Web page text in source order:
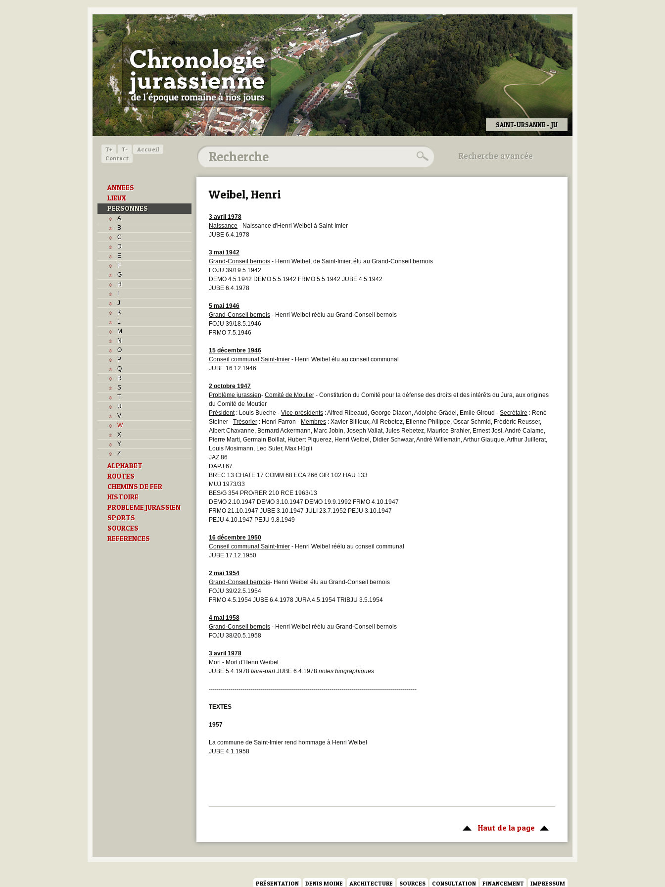
SAINT-URSANNE - JU
T+ T-
Accueil
Contact
ANNEES
LIEUX
PERSONNES
A
B
C
D
E
F
G
H
I
J
K
L
M
N
O
P
Q
R
S
T
U
V
W
X
Y
Z
ALPHABET
ROUTES
CHEMINS DE FER
HISTOIRE
PROBLEME JURASSIEN
SPORTS
SOURCES
REFERENCES
Recherche avancée
Utilisez les champs ci-dessous
Weibel, Henri
3 avril 1978
Naissance - Naissance d'Henri Weibel à Saint-Imier
JUBE 6.4.1978
3 mai 1942
Grand-Conseil bernois - Henri Weibel, de Saint-Imier, élu au Grand-Conseil bernois
FOJU 39/19.5.1942
DEMO 4.5.1942 DEMO 5.5.1942 FRMO 5.5.1942 JUBE 4.5.1942
JUBE 6.4.1978
5 mai 1946
Grand-Conseil bernois - Henri Weibel réélu au Grand-Conseil bernois
FOJU 39/18.5.1946
FRMO 7.5.1946
15 décembre 1946
Conseil communal Saint-Imier - Henri Weibel élu au conseil communal
JUBE 16.12.1946
2 octobre 1947
Problème jurassien- Comité de Moutier - Constitution du Comité pour la défense des droits et des intérêts du Jura, aux origines
du Comité de Moutier
Président: Louis Bueche - Vice-présidents : Alfred Ribeaud, George Diacon, Adolphe Grädel, Emile Giroud - Secrétaire : René
Steiner - Trésorier : Henri Farron - Membres : Xavier Billieux, Ali Rebetez, Etienne Philippe, Oscar Schmid, Frédéric Reusser,
Albert Chavanne, Bernard Ackermann, Marc Jobin, Joseph Vallat, Jules Rebetez, Maurice Brahier, Ernest Josi, André Calame,
Pierre Marti, Germain Boillat, Hubert Piquerez, Henri Weibel, Didier Schwaar, André Willemain, Arthur Giauque, Arthur Juillerat,
Louis Mosimann, Leo Suter, Max Hügli
JAZ 86
DAPJ 67
BREC 13 CHATE 17 COMM 68 ECA 266 GIR 102 HAU 133
MUJ 1973/33
BES/G 354 PRO/RER 210 RCE 1963/13
DEMO 2.10.1947 DEMO 3.10.1947 DEMO 19.9.1992 FRMO 4.10.1947
FRMO 21.10.1947 JUBE 3.10.1947 JULI 23.7.1952 PEJU 3.10.1947
PEJU 4.10.1947 PEJU 9.8.1949
16 décembre 1950
Conseil communal Saint-Imier - Henri Weibel réélu au conseil communal
JUBE 17.12.1950
2 mai 1954
Grand-Conseil bernois- Henri Weibel élu au Grand-Conseil bernois
FOJU 39/22.5.1954
FRMO 4.5.1954 JUBE 6.4.1978 JURA 4.5.1954 TRIBJU 3.5.1954
4 mai 1958
Grand-Conseil bernois - Henri Weibel réélu au Grand-Conseil bernois
FOJU 38/20.5.1958
3 avril 1978
Mort- Mort d'Henri Weibel
JUBE 5.4.1978 faire-partJUBE 6.4.1978 notes biographiques
---------------------------------------------------------------------------------------------------------
TEXTES
1957
La commune de Saint-Imier rend hommage à Henri Weibel
JUBE 4.1.1958
Haut de la page
PRÉSENTATION DENIS MOINE ARCHITECTURE SOURCES CONSULTATION FINANCEMENT IMPRESSUM